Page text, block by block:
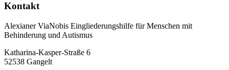
Kontakt
Alexianer ViaNobis Eingliederungshilfe für Menschen mit
Behinderung und Autismus
Katharina-Kasper-Straße 6
52538 Gangelt